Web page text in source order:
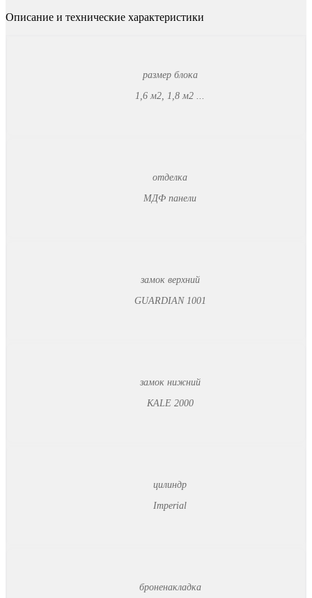
Описание и технические характеристики
размер блока
1,6 м2, 1,8 м2 ...
отделка
МДФ панели
замок верхний
GUARDIAN 1001
замок нижний
KALE 2000
цилиндр
Imperial
броненакладка